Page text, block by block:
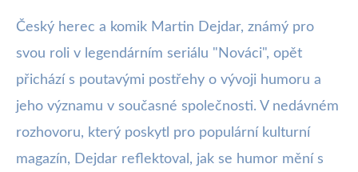
odráží společnost
· 3 min čtení · Autor: Milan Jiránek
Český herec a komik Martin Dejdar, známý pro
svou roli v legendárním seriálu "Nováci", opět
přichází s poutavými postřehy o vývoji humoru a
jeho významu v současné společnosti. V nedávném
rozhovoru, který poskytl pro populární kulturní
magazín, Dejdar reflektoval, jak se humor mění s